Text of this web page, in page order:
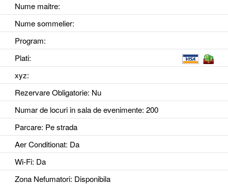
Nume maitre:
Nume sommelier:
Program:
Plati:
xyz:
Rezervare Obligatorie: Nu
Numar de locuri in sala de evenimente: 200
Parcare: Pe strada
Aer Conditionat: Da
Wi-Fi: Da
Zona Nefumatori: Disponibila